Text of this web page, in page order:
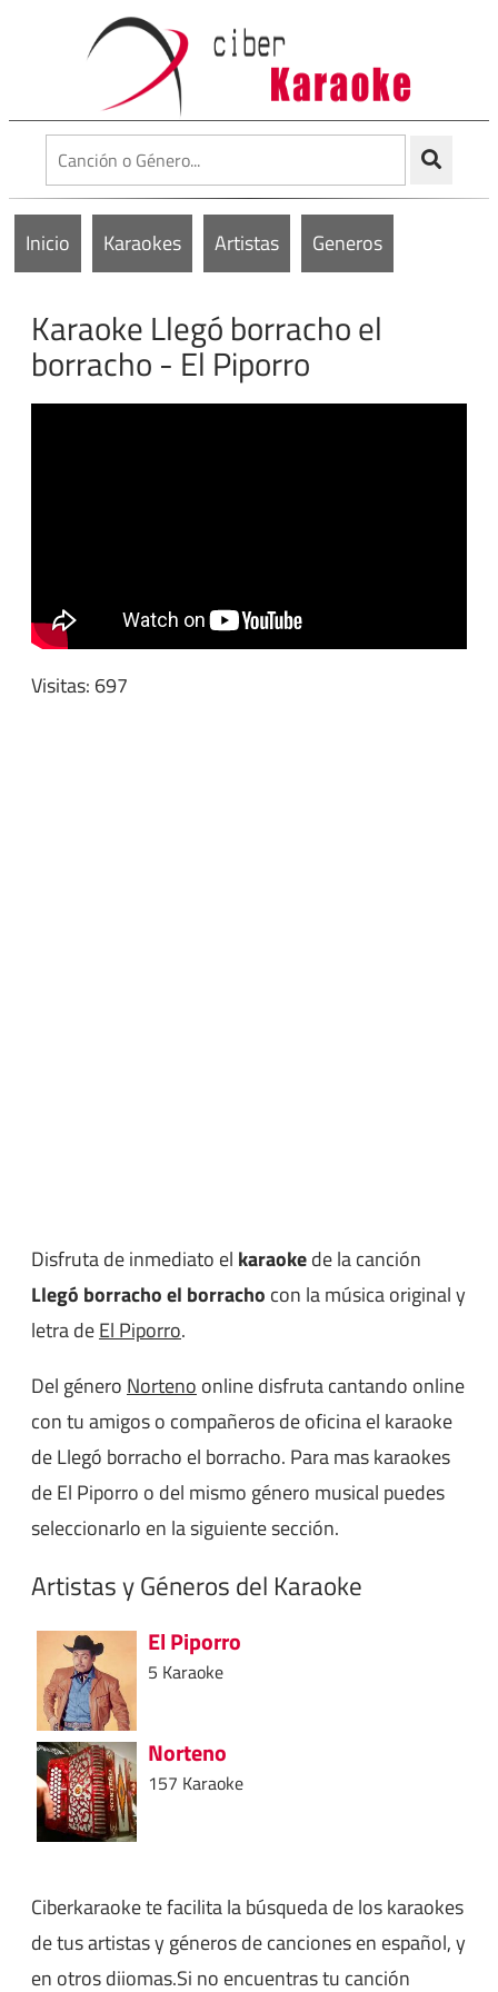
Inicio Karaokes Artistas Generos
Karaoke Llegó borracho el
borracho - El Piporro
Visitas: 697
Disfruta de inmediato el karaokede la canción
Llegó borracho el borracho con la música original y
letra deEl Piporro.
Del género Norteno online disfruta cantando online
con tu amigos o compañeros de oficina el karaoke
de Llegó borracho el borracho. Para mas karaokes
de El Piporro o del mismo género musical puedes
seleccionarlo en la siguiente sección.
Artistas y Géneros del Karaoke
El Piporro
5 Karaoke
Norteno
157 Karaoke
Ciberkaraoke te facilita la búsqueda de los karaokes
de tus artistas y géneros de canciones en español, y
en otros diiomas.Si no encuentras tu canción